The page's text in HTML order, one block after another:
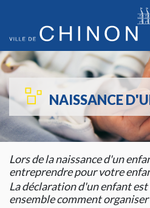
Aller
au
Contenu Aller
au
NAISSANCE
Lors de la naissance d'un
entreprendre pour votre
La déclaration d'un enfant
ensemble comment